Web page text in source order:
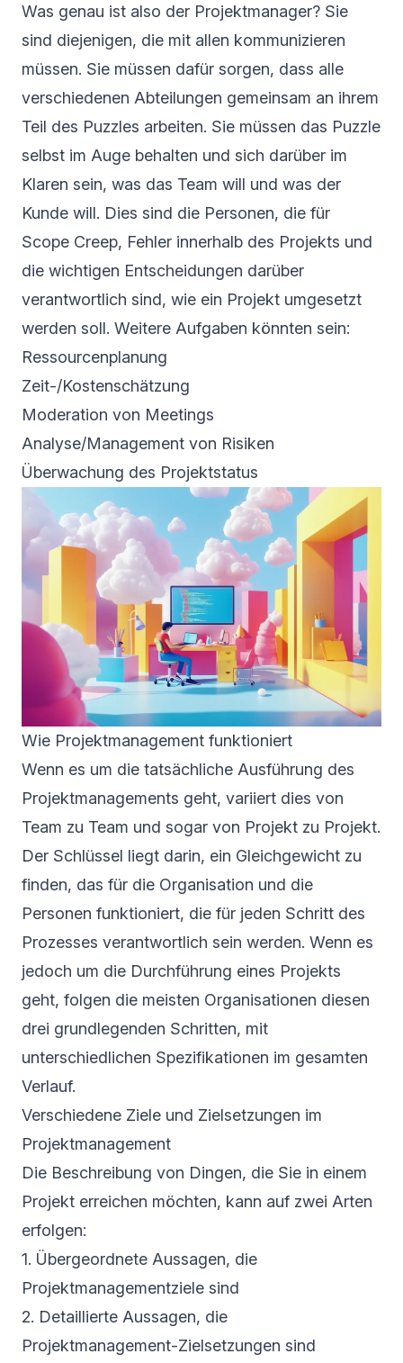
Was genau ist also der Projektmanager? Sie
sind diejenigen, die mit allen kommunizieren
müssen. Sie müssen dafür sorgen, dass alle
verschiedenen Abteilungen gemeinsam an ihrem
Teil des Puzzles arbeiten. Sie müssen das Puzzle
selbst im Auge behalten und sich darüber im
Klaren sein, was das Team will und was der
Kunde will. Dies sind die Personen, die für
Scope Creep, Fehler innerhalb des Projekts und
die wichtigen Entscheidungen darüber
verantwortlich sind, wie ein Projekt umgesetzt
werden soll. Weitere Aufgaben könnten sein:
Ressourcenplanung
Zeit-/Kostenschätzung
Moderation von Meetings
Analyse/Management von Risiken
Überwachung des Projektstatus
Wie Projektmanagement funktioniert
Wenn es um die tatsächliche Ausführung des
Projektmanagements geht, variiert dies von
Team zu Team und sogar von Projekt zu Projekt.
Der Schlüssel liegt darin, ein Gleichgewicht zu
finden, das für die Organisation und die
Personen funktioniert, die für jeden Schritt des
Prozesses verantwortlich sein werden. Wenn es
jedoch um die Durchführung eines Projekts
geht, folgen die meisten Organisationen diesen
drei grundlegenden Schritten, mit
unterschiedlichen Spezifikationen im gesamten
Verlauf.
Verschiedene Ziele und Zielsetzungen im
Projektmanagement
Die Beschreibung von Dingen, die Sie in einem
Projekt erreichen möchten, kann auf zwei Arten
erfolgen:
1. Übergeordnete Aussagen, die
Projektmanagementziele sind
2. Detaillierte Aussagen, die
Projektmanagement-Zielsetzungen sind